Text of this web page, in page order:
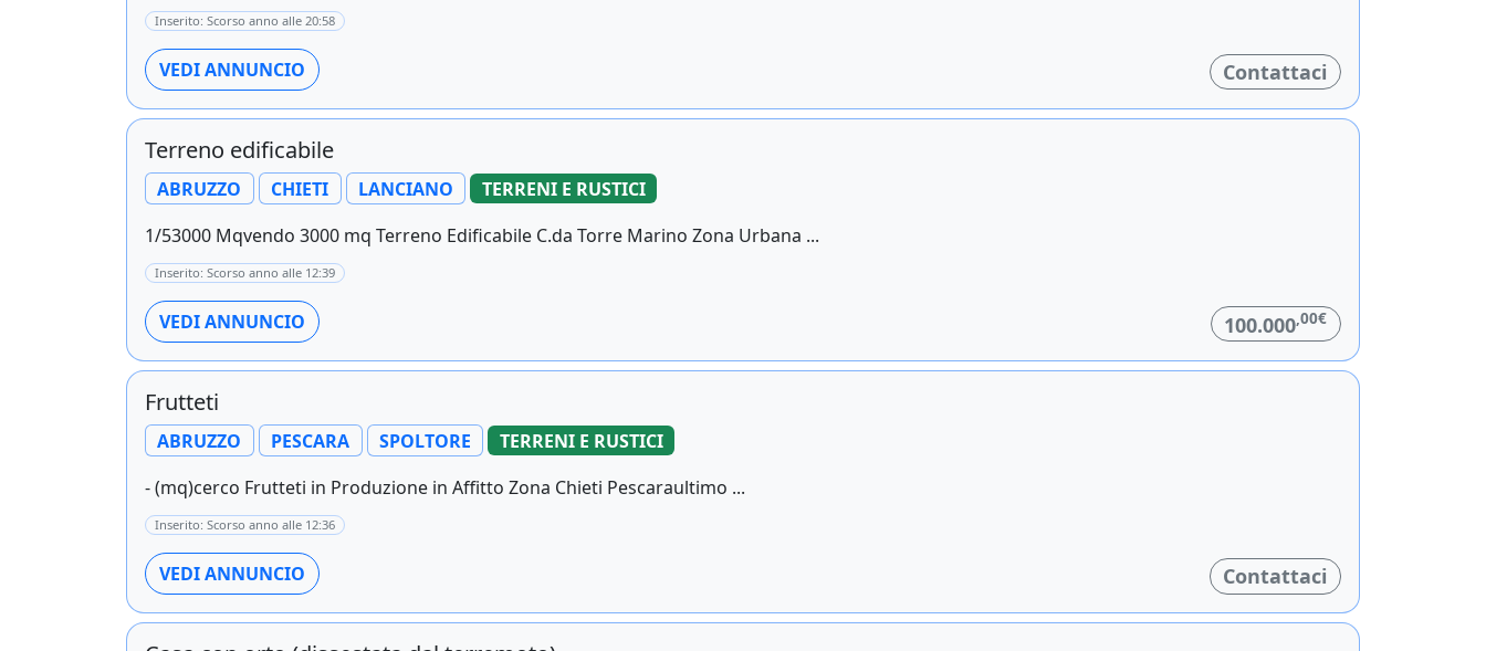
Inserito: Scorso anno alle 20:58
VEDI ANNUNCIO Contattaci
Terreno edificabile
ABRUZZO CHIETI LANCIANO
TERRENI E RUSTICI
1/53000 Mqvendo 3000 mq Terreno Edificabile C.da Torre Marino Zona Urbana ...
Inserito: Scorso anno alle 12:39
VEDI ANNUNCIO 100.000,00€
Frutteti
ABRUZZO PESCARA SPOLTORE
TERRENI E RUSTICI
- (mq)cerco Frutteti in Produzione in Affitto Zona Chieti Pescaraultimo ...
Inserito: Scorso anno alle 12:36
VEDI ANNUNCIO Contattaci